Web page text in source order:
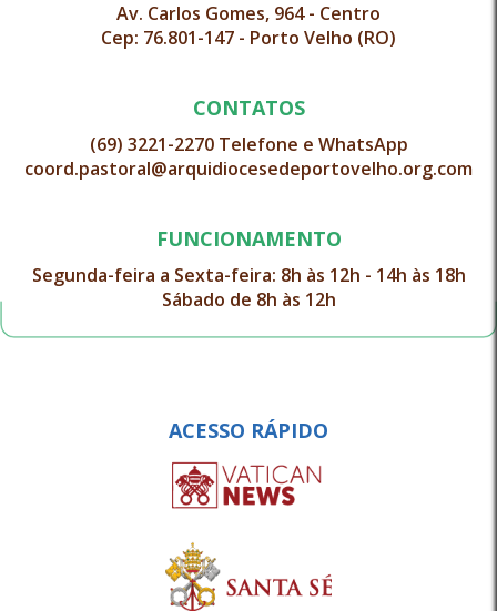
Av. Carlos Gomes, 964 - Centro
Cep: 76.801-147 - Porto Velho (RO)
CONTATOS
(69) 3221-2270 Telefone e WhatsApp
coord.pastoral@arquidiocesedeportovelho.org.com
FUNCIONAMENTO
Segunda-feira a Sexta-feira: 8h às 12h - 14h às 18h
Sábado de 8h às 12h
ACESSO RÁPIDO